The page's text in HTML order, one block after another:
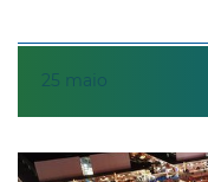
25 maio